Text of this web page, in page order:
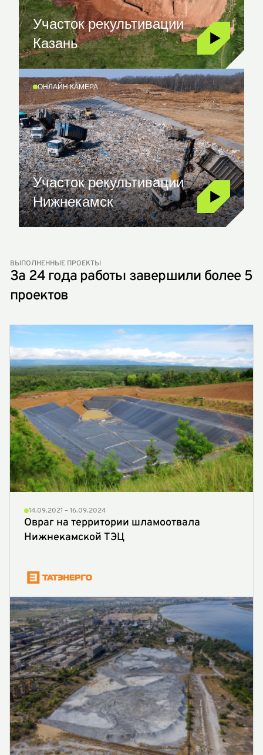
Участок рекультивации
Казань
ОНЛАЙН КАМЕРА
Участок рекультивации
Нижнекамск
ВЫПОЛНЕННЫЕ ПРОЕКТЫ
За 24 года работы завершили более 5
проектов
14.09.2021 – 16.09.2024
Овраг на территории шламоотвала
Нижнекамской ТЭЦ